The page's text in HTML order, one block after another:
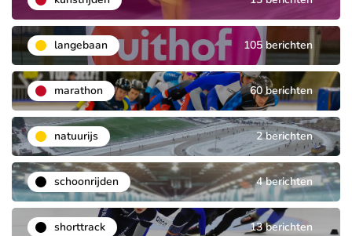
langebaan 105 berichten
marathon 60 berichten
natuurijs 2 berichten
schoonrijden 4 berichten
shorttrack 13 berichten